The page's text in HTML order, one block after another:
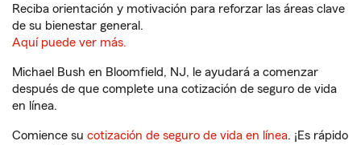
Reciba orientación y motivación para reforzar las áreas clave
de su bienestar general.
Aquí puede ver más.
Michael Bush en Bloomfield, NJ, le ayudará a comenzar
después de que complete una cotización de seguro de vida
en línea.
Comience su cotización de seguro de vida en línea. ¡Es rápido